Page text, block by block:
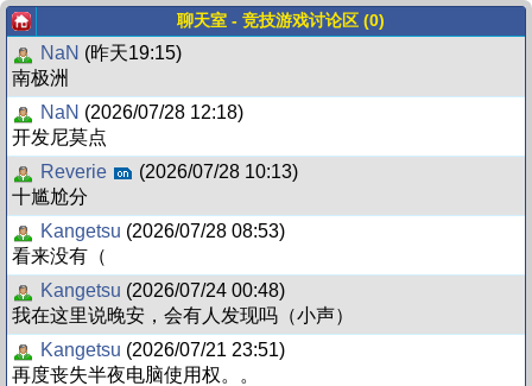
聊天室 - 竞技游戏讨论区 (0)
NaN (昨天19:15)
南极洲
NaN (2026/07/28 12:18)
开发尼莫点
Reverie
(2026/07/28 10:13)
十尴尬分
Kangetsu (2026/07/28 08:53)
看来没有（
Kangetsu (2026/07/24 00:48)
我在这里说晚安，会有人发现吗（小声）
Kangetsu (2026/07/21 23:51)
再度丧失半夜电脑使用权。。